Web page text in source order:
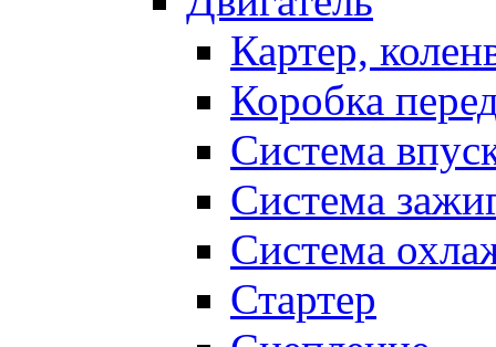
Картер,
Коробка
Система
Система
Система
Стартер